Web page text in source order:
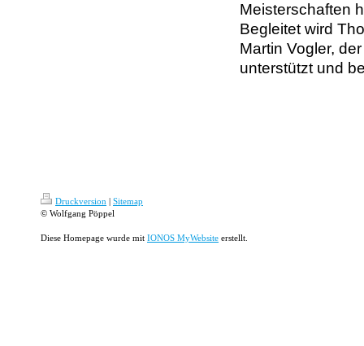
Meisterschaften
Begleitet wird
Martin Vogler,
unterstützt und
Druckversion | Sitemap
© Wolfgang Pöppel
Diese Homepage wurde mit IONOS MyWebsite erstellt.